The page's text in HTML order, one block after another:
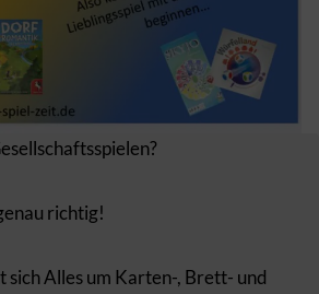
richtig!
sich Alles um Karten-, Brett- und